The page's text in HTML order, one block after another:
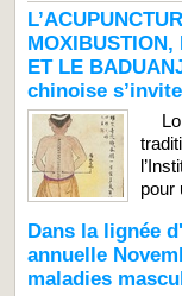
MOXIBUSTION,
ET LE
chinoise
pour
Dans la lignée
annuelle
maladies